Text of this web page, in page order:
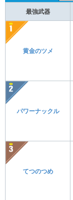
最強武器
黄金のツメ
パワーナックル
てつのつめ